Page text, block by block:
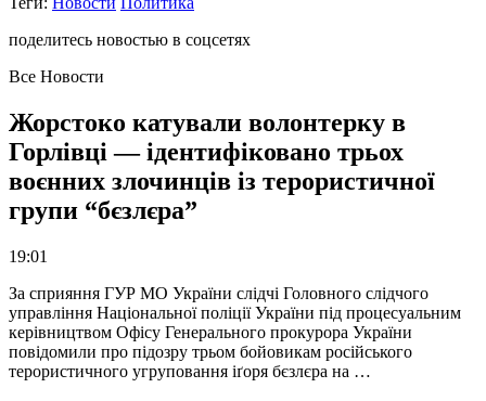
поделитесь новостью в соцсетях
Все Новости
Жорстоко катували волонтерку в
Горлівці — ідентифіковано трьох
воєнних злочинців із терористичної
групи “бєзлєра”
19:01
За сприяння ГУР МО України слідчі Головного слідчого
управління Національної поліції України під процесуальним
керівництвом Офісу Генерального прокурора України
повідомили про підозру трьом бойовикам російського
терористичного угруповання іґоря бєзлєра на …